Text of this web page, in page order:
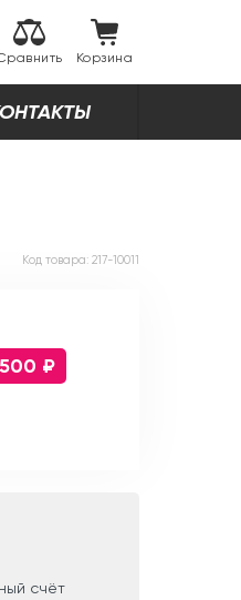
Корзина
Код товара: 217-10011
₽
счёт